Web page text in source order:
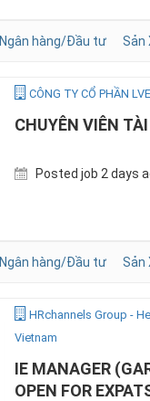
Ngân hàng/Đầu tư Sản
CÔNG TY CỔ PHẦN
CHUYÊN VIÊN
Posted job 2 days
Ngân hàng/Đầu tư Sản
HRchannels Group -
Vietnam
IE MANAGER
OPEN FOR